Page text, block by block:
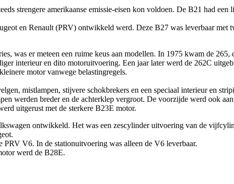
strengere amerikaanse emissie-eisen kon voldoen. De B21 had
en Renault (PRV) ontwikkeld werd. Deze B27 was leverbaar met
was er meteen een ruime keus aan modellen. In 1975 kwam de
interieur en dito motoruitvoering. Een jaar later werd de 262C
motor vanwege belastingregels.
mistlampen, stijvere schokbrekers en een speciaal interieur en
werden breder en de achterklep vergroot. De voorzijde werd ook
uitgerust met de sterkere B23E motor.
ontwikkeld. Het was een zescylinder uitvoering van de
V6. In de stationuitvoering was alleen de V6 leverbaar.
werd de B28E.